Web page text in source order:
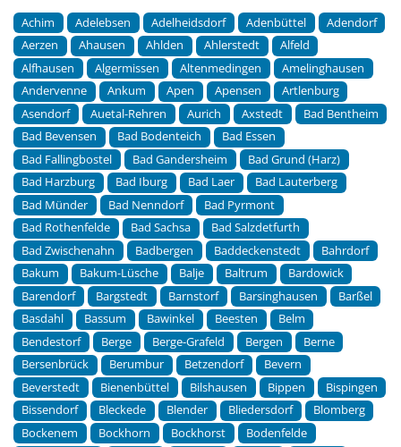
Achim Adelebsen Adelheidsdorf Adenbüttel
Adendorf
Aerzen
Ahausen Ahlden Ahlerstedt
Alfeld
Alfhausen
Algermissen Altenmedingen
Amelinghausen
Andervenne
Ankum Apen Apensen
Artlenburg
Asendorf
Auetal-Rehren Aurich Axstedt
Bad Bentheim
Bad Bevensen
Bad Bodenteich
Bad Essen
Bad Fallingbostel
Bad Gandersheim
Bad Grund (Harz)
Bad Harzburg
Bad Iburg Bad Laer
Bad Lauterberg
Bad Münder
Bad Nenndorf
Bad Pyrmont
Bad Rothenfelde
Bad Sachsa
Bad Salzdetfurth
Bad Zwischenahn
Badbergen Baddeckenstedt
Bahrdorf
Bakum
Bakum-Lüsche Balje Baltrum
Bardowick
Barendorf
Bargstedt Barnstorf Barsinghausen
Barßel
Basdahl
Bassum Bawinkel Beesten
Belm
Bendestorf
Berge Berge-Grafeld Bergen
Berne
Bersenbrück
Berumbur Betzendorf
Bevern
Beverstedt
Bienenbüttel Bilshausen Bippen
Bispingen
Bissendorf
Bleckede Blender Bliedersdorf
Blomberg
Bockenem
Bockhorn Bockhorst
Bodenfelde